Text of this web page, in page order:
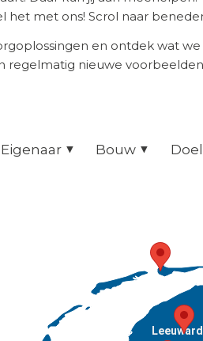
met ons! Scrol naar
en ontdek wat we
regelmatig nieuwe